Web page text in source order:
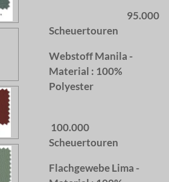
95.000
Scheuertouren
Webstoff Manila -
Material : 100%
Polyester
100.000
Scheuertouren
Flachgewebe Lima -